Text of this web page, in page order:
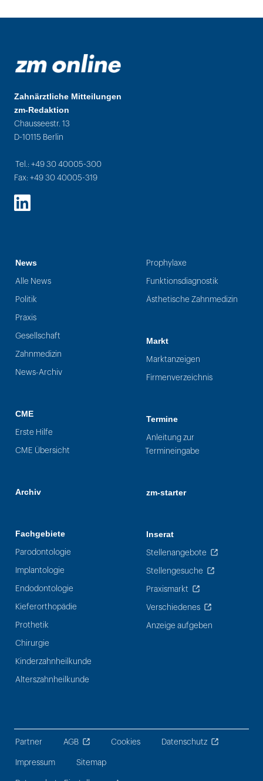
Zahnärztliche Mitteilungen
zm-Redaktion
Chausseestr. 13
D-10115 Berlin
Tel.: +49 30 40005-300
Fax: +49 30 40005-319
LinkedIn
News
Alle News
Politik
Praxis
Gesellschaft
Zahnmedizin
News-Archiv
CME
Erste Hilfe
CME Übersicht
Archiv
Fachgebiete
Parodontologie
Implantologie
Endodontologie
Kieferorthopädie
Prothetik
Chirurgie
Kinderzahnheilkunde
Alterszahnheilkunde
Prophylaxe
Funktionsdiagnostik
Ästhetische Zahnmedizin
Markt
Marktanzeigen
Firmenverzeichnis
Termine
Anleitung zur
Termineingabe
zm-starter
Inserat
Stellenangebote
Stellengesuche
Praxismarkt
Verschiedenes
Anzeige aufgeben
Partner AGB Cookies Datenschutz
Impressum Sitemap